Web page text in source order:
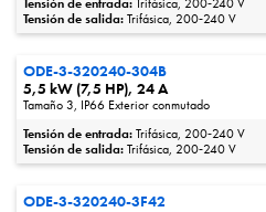
Tensión de salida:Trifásica, 200‑240 V
ODE-3-320240-304B
5,5 kW (7,5 HP), 24 A
Tamaño 3, IP66 Exterior conmutado
Tensión de entrada:Trifásica, 200‑240 V
Tensión de salida:Trifásica, 200‑240 V
ODE-3-320240-3F42